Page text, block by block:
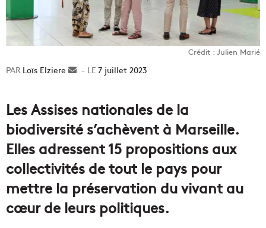
Crédit : Julien Marié
Loïs Elziere
Envoyer7 juillet 2023
Les Assises nationales de la
biodiversité s’achèvent à Marseille.
Elles adressent 15 propositions aux
collectivités de tout le pays pour
mettre la préservation du vivant au
cœur de leurs politiques.